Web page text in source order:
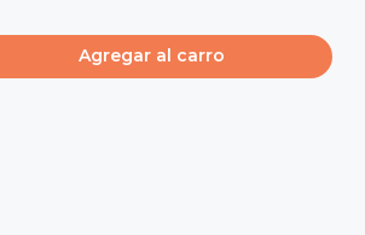
Agregar al carro